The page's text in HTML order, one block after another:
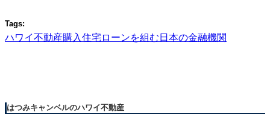
Tags:
ハワイ不動産購入住宅ローンを組む 日本の金融機関
はつみキャンベルのハワイ不動産